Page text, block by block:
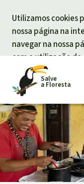
Utilizamos cookies
nossa página na
navegar na nossa
com a utilização de
Salve
a Floresta
A